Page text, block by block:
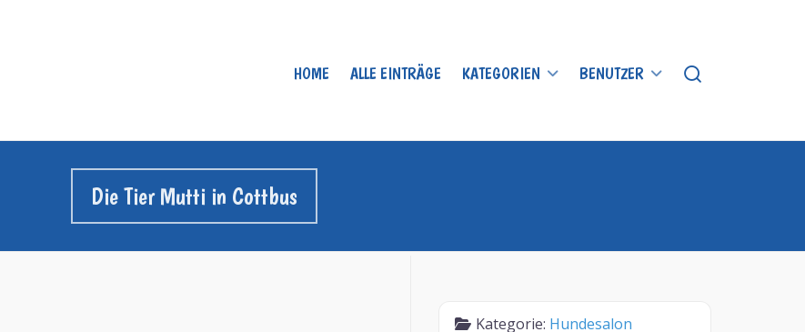
HOME ALLE EINTRÄGE KATEGORIEN BENUTZER
Die Tier Mutti in Cottbus
Kategorie: Hundesalon